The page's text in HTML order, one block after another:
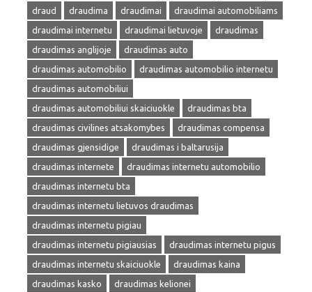
draud
draudima draudimai
draudimai automobiliams
draudimai internetu
draudimai lietuvoje
draudimas
draudimas anglijoje
draudimas auto
draudimas automobilio
draudimas automobilio internetu
draudimas automobiliui
draudimas automobiliui skaiciuokle
draudimas bta
draudimas civilines atsakomybes
draudimas compensa
draudimas gjensidige
draudimas i baltarusija
draudimas internete
draudimas internetu automobilio
draudimas internetu bta
draudimas internetu lietuvos draudimas
draudimas internetu pigiau
draudimas internetu pigiausias
draudimas internetu pigus
draudimas internetu skaiciuokle
draudimas kaina
draudimas kasko
draudimas kelionei